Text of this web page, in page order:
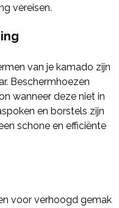
vereisen.
van je kamado zijn
Beschermhoezen
wanneer deze niet in
en borstels zijn
schone en efficiënte
voor verhoogd gemak